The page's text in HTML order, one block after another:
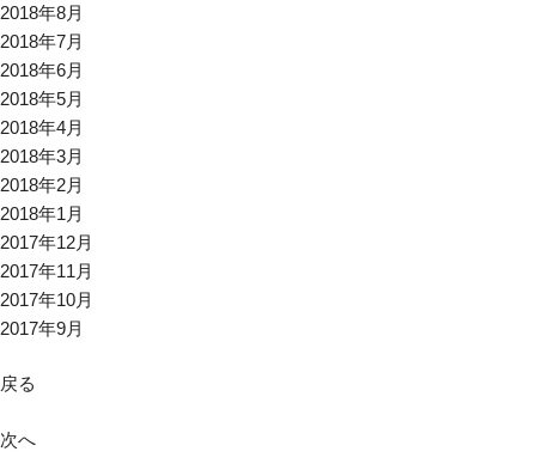
2018年8月
2018年7月
2018年6月
2018年5月
2018年4月
2018年3月
2018年2月
2018年1月
2017年12月
2017年11月
2017年10月
2017年9月
戻る
次へ